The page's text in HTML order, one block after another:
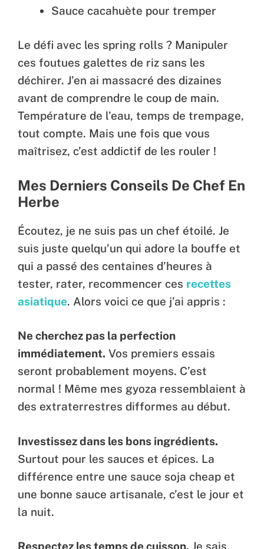
Sauce cacahuète pour tremper
Le défi avec les spring rolls ? Manipuler
ces foutues galettes de riz sans les
déchirer. J’en ai massacré des dizaines
avant de comprendre le coup de main.
Température de l’eau, temps de trempage,
tout compte. Mais une fois que vous
maîtrisez, c’est addictif de les rouler !
Mes Derniers Conseils De Chef En
Herbe
Écoutez, je ne suis pas un chef étoilé. Je
suis juste quelqu’un qui adore la bouffe et
qui a passé des centaines d’heures à
tester, rater, recommencer ces recettes
asiatique. Alors voici ce que j’ai appris :
Ne cherchez pas la perfection
immédiatement. Vos premiers essais
seront probablement moyens. C’est
normal ! Même mes gyoza ressemblaient à
des extraterrestres difformes au début.
Investissez dans les bons ingrédients.
Surtout pour les sauces et épices. La
différence entre une sauce soja cheap et
une bonne sauce artisanale, c’est le jour et
la nuit.
Respectez les temps de cuisson. Je sais,